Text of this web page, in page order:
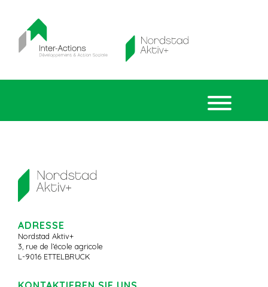
ADRESSE
Nordstad Aktiv+
3, rue de l’école agricole
L-9016 ETTELBRUCK